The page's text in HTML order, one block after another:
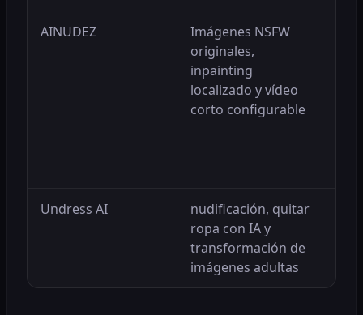
AINUDEZ
Imágenes NSFW
originales,
inpainting
localizado y vídeo
corto configurable
Undress AI
nudificación, quitar
ropa con IA y
transformación de
imágenes adultas